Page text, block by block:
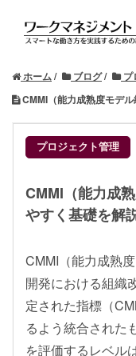
ホーム ブログ
プ
CMMI（能力成熟度モデ
プロジェクト管理
CMMI（能力成
やすく基礎を解
CMMI（能力成熟
開発における組織
定された指標（
るよう統合された
を評価するレベル